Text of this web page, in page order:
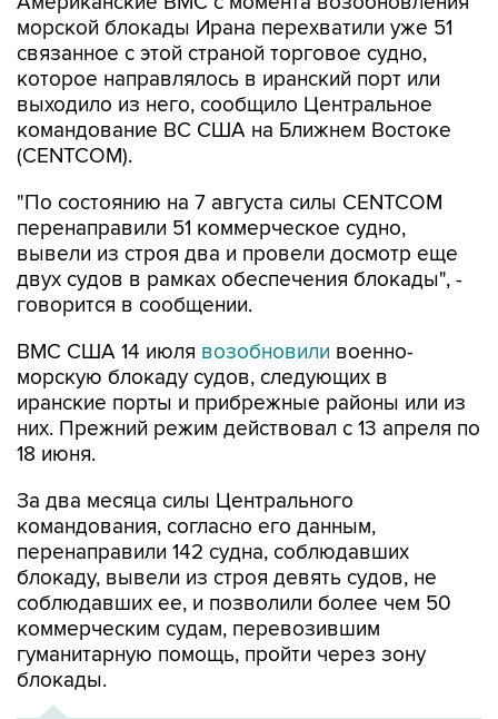
морской блокады Ирана перехватили уже 51
связанное с этой страной торговое судно,
которое направлялось в иранский порт или
выходило из него, сообщило Центральное
командование ВС США на Ближнем Востоке
(CENTCOM).
"По состоянию на 7 августа силы CENTCOM
перенаправили 51 коммерческое судно,
вывели из строя два и провели досмотр еще
двух судов в рамках обеспечения блокады", -
говорится в сообщении.
ВМС США 14 июля возобновили военно-
морскую блокаду судов, следующих в
иранские порты и прибрежные районы или из
них. Прежний режим действовал с 13 апреля по
18 июня.
За два месяца силы Центрального
командования, согласно его данным,
перенаправили 142 судна, соблюдавших
блокаду, вывели из строя девять судов, не
соблюдавших ее, и позволили более чем 50
коммерческим судам, перевозившим
гуманитарную помощь, пройти через зону
блокады.